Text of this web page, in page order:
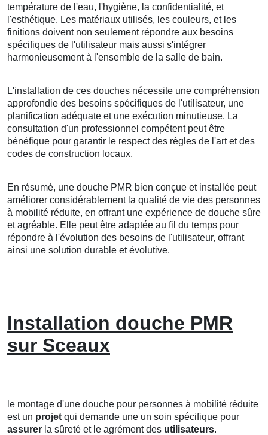
température de l'eau, l'hygiène, la confidentialité, et
l'esthétique. Les matériaux utilisés, les couleurs, et les
finitions doivent non seulement répondre aux besoins
spécifiques de l'utilisateur mais aussi s'intégrer
harmonieusement à l'ensemble de la salle de bain.
L'installation de ces douches nécessite une compréhension
approfondie des besoins spécifiques de l'utilisateur, une
planification adéquate et une exécution minutieuse. La
consultation d'un professionnel compétent peut être
bénéfique pour garantir le respect des règles de l'art et des
codes de construction locaux.
En résumé, une douche PMR bien conçue et installée peut
améliorer considérablement la qualité de vie des personnes
à mobilité réduite, en offrant une expérience de douche sûre
et agréable. Elle peut être adaptée au fil du temps pour
répondre à l'évolution des besoins de l'utilisateur, offrant
ainsi une solution durable et évolutive.
Installation douche PMR
sur Sceaux
le montage d'une douche pour personnes à mobilité réduite
est un projet qui demande une un soin spécifique pour
assurer la sûreté et le agrément des utilisateurs.